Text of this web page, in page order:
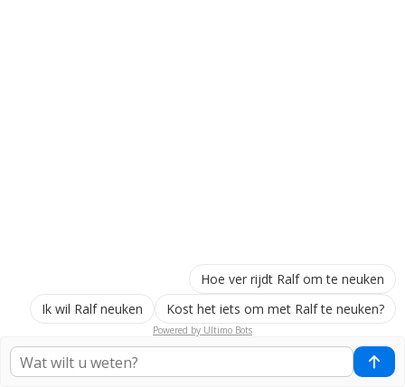
Ik wil Ralf neuken Kost het iets om met Ralf te neuken?
Hoe ver rijdt Ralf om te neuken
Powered by Ultimo Bots